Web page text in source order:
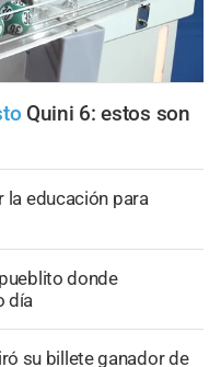
Quini 6: estos son
la educación para
donde
día
su billete ganador de